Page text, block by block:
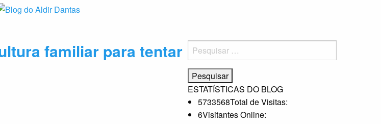
familiar para tentar
Pesquisar
por:
ESTATÍSTICAS DO BLOG
5733568Total de Visitas:
6Visitantes Online: